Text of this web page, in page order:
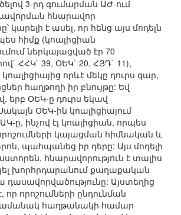
3-րդ գումարման ԱԺ-ում
հնարավոր
կարելի է ասել, որ հենց այս մոդելն
հիմք (կոալիցիան
ներկայացված էր 70
ՀՀԿ` 39, ՕԵԿ` 20, ՀՅԴ` 11),
որևէ մեկը դուրս գար,
հաղթողի իր բնույթը: Եվ
երբ ՕԵԿ-ը դուրս եկավ
ՕԵԿ-ին կոալիցիայում
ը, ինչով էլ կոալիցիան, որպես
կայացման հիմնական և
պահպանեց իր դերը: Այս մոդելի
հնարավորություն է տալիս
խորհրդարանում քաղաքական
Այստեղից
որ որոշումների ընդունման
հաղթանակի համար